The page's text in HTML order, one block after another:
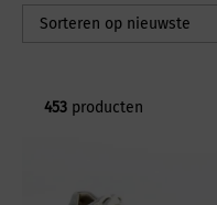
Sorteren op nieuwste
453 producten